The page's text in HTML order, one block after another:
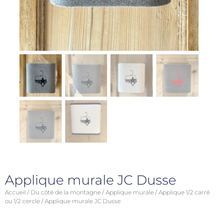
Applique murale JC Dusse
Accueil / Du côté de la montagne / Applique murale / Applique 1/2 carré
ou 1/2 cercle / Applique murale JC Dusse